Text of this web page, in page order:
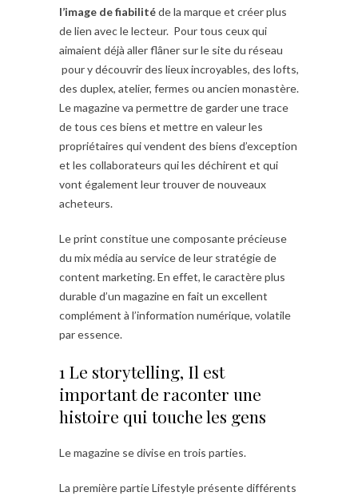
l’image de fiabilitéde la marque et créer plus
de lien avec le lecteur. Pour tous ceux qui
aimaient déjà aller flâner sur le site du réseau
pour y découvrir des lieux incroyables, des lofts,
des duplex, atelier, fermes ou ancien monastère.
Le magazine va permettre de garder une trace
de tous ces biens et mettre en valeur les
propriétaires qui vendent des biens d’exception
et les collaborateurs qui les déchirent et qui
vont également leur trouver de nouveaux
acheteurs.
Le print constitue une composante précieuse
du mix média au service de leur stratégie de
content marketing. En effet, le caractère plus
durable d’un magazine en fait un excellent
complément à l’information numérique, volatile
par essence.
1 Le storytelling, Il est
important de raconter une
histoire qui touche les gens
Le magazine se divise en trois parties.
La première partie Lifestyle présente différents